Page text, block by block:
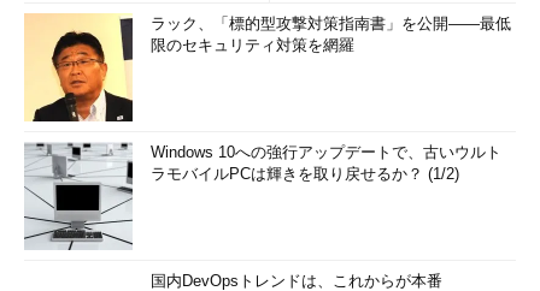
ラック、「標的型攻撃対策指南書」を公開――最低
限のセキュリティ対策を網羅
Windows 10への強行アップデートで、古いウルト
ラモバイルPCは輝きを取り戻せるか？ (1/2)
国内DevOpsトレンドは、これからが本番